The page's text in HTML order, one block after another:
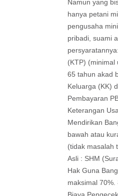
Namun yang
hanya petani
pengusaha
pribadi, suami
(KTP) (minimal
65 tahun akad
Keluarga (KK)
Pembayaran
Keterangan
Mendirikan
bawah atau
(tidak masalah
Asli : SHM
Hak Guna
maksimal
Biaya